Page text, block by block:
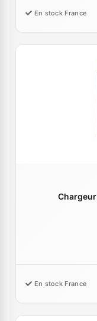
En stock France
En stock France